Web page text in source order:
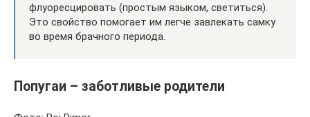
флуоресцировать (простым языком, светиться).
Это свойство помогает им легче завлекать самку
во время брачного периода.
Попугаи – заботливые родители